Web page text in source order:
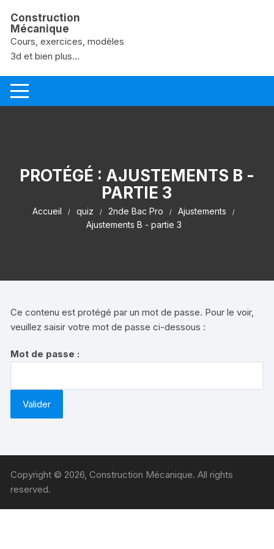
Construction
Mécanique
Cours, exercices, modèles
3d et bien plus...
PROTÉGÉ : AJUSTEMENTS B -
PARTIE 3
Accueil quiz 2nde Bac Pro
Ajustements
Ajustements B - partie 3
Ce contenu est protégé par un mot de passe. Pour le voir,
veuillez saisir votre mot de passe ci-dessous :
Mot de passe :
Copyright © 2026, Construction Mécanique. All rights
reserved.